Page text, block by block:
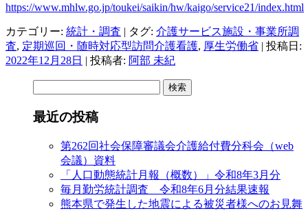
https://www.mhlw.go.jp/toukei/saikin/hw/kaigo/service21/index.html
カテゴリー: 統計・調査 | タグ: 介護サービス施設・事業所調
査, 定期巡回・随時対応型訪問介護看護, 厚生労働省 | 投稿日:
2022年12月28日 | 投稿者: 阿部 未紀
最近の投稿
第262回社会保障審議会介護給付費分科会（web
会議）資料
「人口動態統計月報（概数）」令和8年3月分
毎月勤労統計調査 令和8年6月分結果速報
熊本県で発生した地震による被災者様へのお見舞